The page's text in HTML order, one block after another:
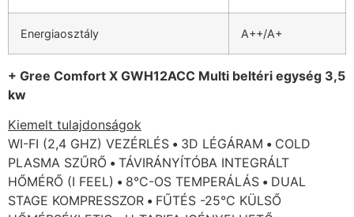
Energiaosztály A++/A+
+ Gree Comfort X GWH12ACC Multi beltéri egység 3,5
kw
Kiemelt tulajdonságok
WI-FI (2,4 GHZ) VEZÉRLÉS • 3D LÉGÁRAM • COLD
PLASMA SZŰRŐ • TÁVIRÁNYÍTÓBA INTEGRÁLT
HŐMÉRŐ (I FEEL) • 8°C-OS TEMPERÁLÁS • DUAL
STAGE KOMPRESSZOR • FŰTÉS -25°C KÜLSŐ